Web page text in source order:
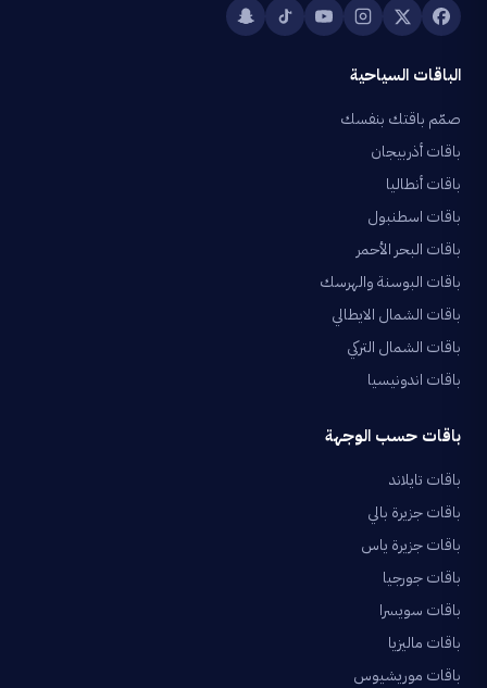
الباقات السياحية
صمّم باقتك بنفسك
باقات أذربيجان
باقات أنطاليا
باقات اسطنبول
باقات البحر الأحمر
باقات البوسنة والهرسك
باقات الشمال الايطالي
باقات الشمال التركي
باقات اندونيسيا
باقات حسب الوجهة
باقات تايلاند
باقات جزيرة بالي
باقات جزيرة ياس
باقات جورجيا
باقات سويسرا
باقات ماليزيا
باقات موريشيوس